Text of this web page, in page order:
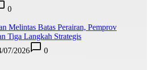
0
Melintas Batas Perairan, Pemprov
Tiga Langkah Strategis
07/2026 0